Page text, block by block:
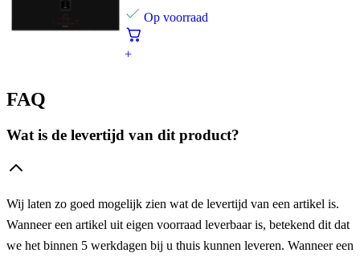
Op voorraad
+
FAQ
Wat is de levertijd van dit product?
Wij laten zo goed mogelijk zien wat de levertijd van een artikel is.
Wanneer een artikel uit eigen voorraad leverbaar is, betekend dit dat
we het binnen 5 werkdagen bij u thuis kunnen leveren. Wanneer een